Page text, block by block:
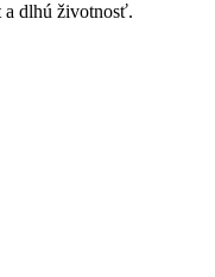
a dlhú životnosť.